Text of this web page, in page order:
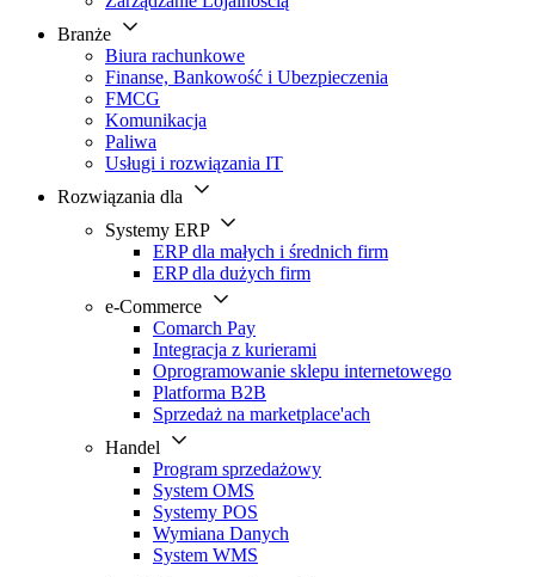
Branże
Biura rachunkowe
Finanse, Bankowość i Ubezpieczenia
FMCG
Komunikacja
Paliwa
Usługi i rozwiązania IT
Rozwiązania dla
Systemy ERP
ERP dla małych i średnich firm
ERP dla dużych firm
e-Commerce
Comarch Pay
Integracja z kurierami
Oprogramowanie sklepu internetowego
Platforma B2B
Sprzedaż na marketplace'ach
Handel
Program sprzedażowy
System OMS
Systemy POS
Wymiana Danych
System WMS